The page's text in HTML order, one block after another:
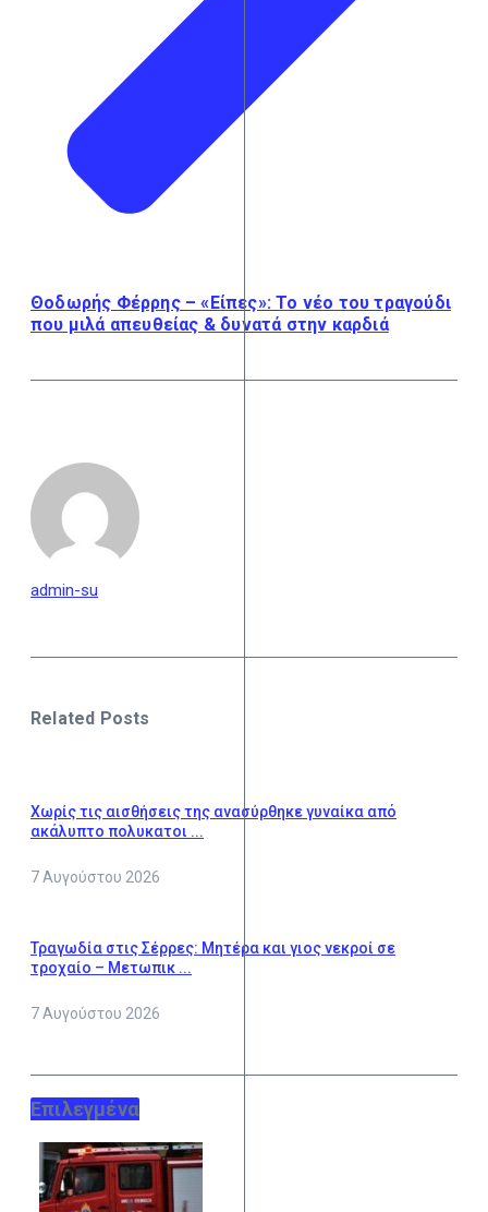
Θοδωρής Φέρρης – «Είπες»: Το νέο του τραγούδι
που μιλά απευθείας & δυνατά στην καρδιά
admin-su
Related Posts
Χωρίς τις αισθήσεις της ανασύρθηκε γυναίκα από
ακάλυπτο πολυκατοι ...
7 Αυγούστου 2026
Τραγωδία στις Σέρρες: Μητέρα και γιος νεκροί σε
τροχαίο – Μετωπικ ...
7 Αυγούστου 2026
Επιλεγμένα